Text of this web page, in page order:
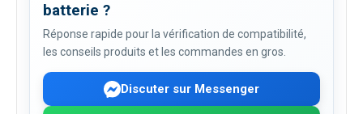
batterie ?
Réponse rapide pour la vérification de compatibilité,
les conseils produits et les commandes en gros.
Discuter sur Messenger